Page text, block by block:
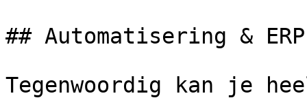
## Automatisering & ERP
Tegenwoordig kan je